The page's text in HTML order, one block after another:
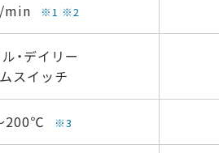
min ※1 ※2
・デイリー
スイッチ
200℃ ※3